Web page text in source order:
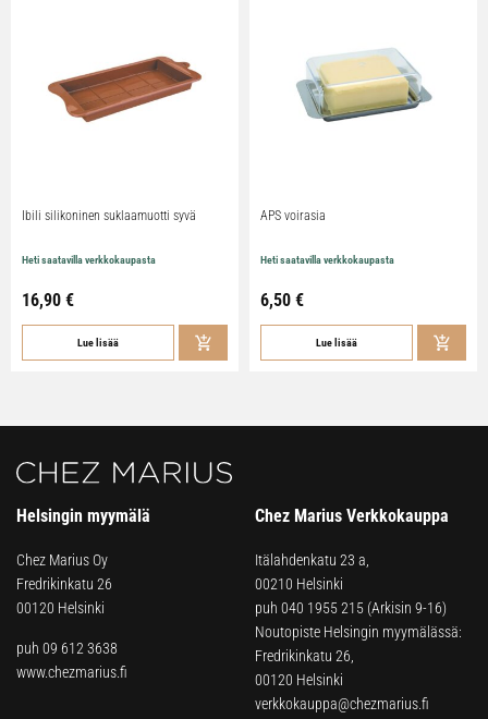
Ibili silikoninen suklaamuotti syvä
Heti saatavilla verkkokaupasta
16,90 €
Lue lisää
APS voirasia
Heti saatavilla verkkokaupasta
6,50 €
Lue lisää
Helsingin myymälä
Chez Marius Oy
Fredrikinkatu 26
00120 Helsinki
puh 09 612 3638
www.chezmarius.fi
Chez Marius Verkkokauppa
Itälahdenkatu 23 a,
00210 Helsinki
puh 040 1955 215 (Arkisin 9-16)
Noutopiste Helsingin myymälässä:
Fredrikinkatu 26,
00120 Helsinki
verkkokauppa@chezmarius.fi